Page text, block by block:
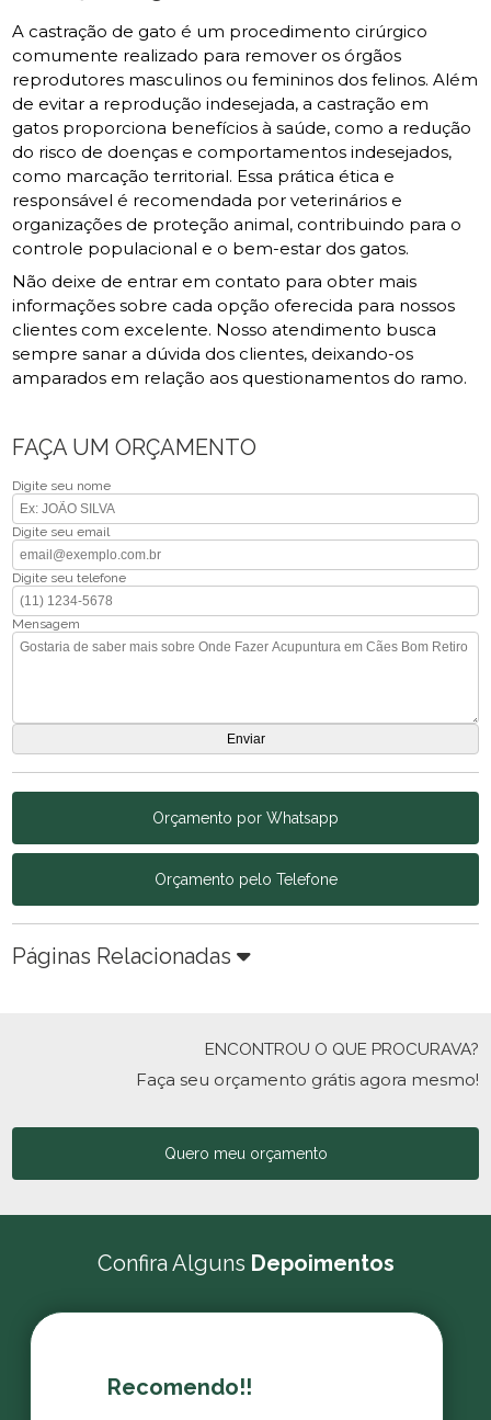
A castração de gato é um procedimento cirúrgico
comumente realizado para remover os órgãos
reprodutores masculinos ou femininos dos felinos. Além
de evitar a reprodução indesejada, a castração em
gatos proporciona benefícios à saúde, como a redução
do risco de doenças e comportamentos indesejados,
como marcação territorial. Essa prática ética e
responsável é recomendada por veterinários e
organizações de proteção animal, contribuindo para o
controle populacional e o bem-estar dos gatos.
Não deixe de entrar em contato para obter mais
informações sobre cada opção oferecida para nossos
clientes com excelente. Nosso atendimento busca
sempre sanar a dúvida dos clientes, deixando-os
amparados em relação aos questionamentos do ramo.
FAÇA UM ORÇAMENTO
Digite seu nome
Digite seu email
Digite seu telefone
Mensagem
Orçamento por Whatsapp
Orçamento pelo Telefone
Páginas Relacionadas
ENCONTROU O QUE PROCURAVA?
Faça seu orçamento grátis agora mesmo!
Quero meu orçamento
Confira Alguns Depoimentos
Recomendo!!